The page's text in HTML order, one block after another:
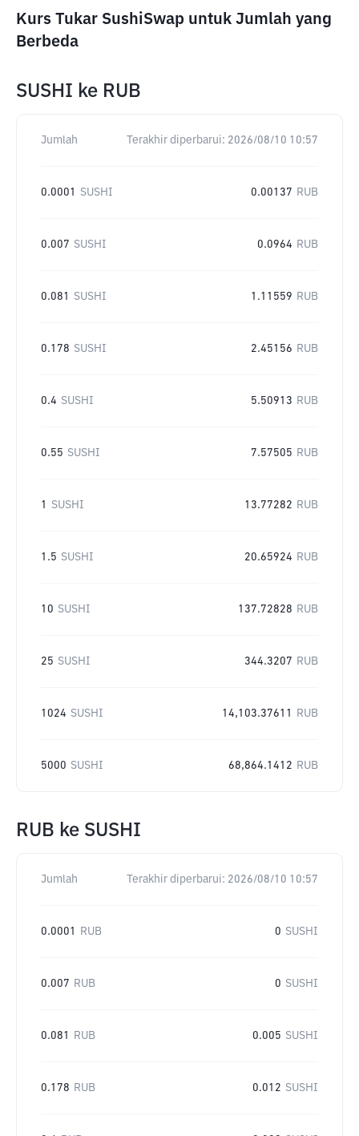
Kurs Tukar SushiSwap untuk Jumlah yang
Berbeda
SUSHI ke RUB
Jumlah Terakhir diperbarui: 2026/08/10 10:57
0.0001 SUSHI 0.00137 RUB
0.007 SUSHI 0.0964 RUB
0.081 SUSHI 1.11559 RUB
0.178 SUSHI 2.45156 RUB
0.4 SUSHI 5.50913 RUB
0.55 SUSHI 7.57505 RUB
1 SUSHI 13.77282 RUB
1.5 SUSHI 20.65924 RUB
10 SUSHI 137.72828 RUB
25 SUSHI 344.3207 RUB
1024 SUSHI 14,103.37611 RUB
5000 SUSHI 68,864.1412 RUB
RUB ke SUSHI
Jumlah Terakhir diperbarui: 2026/08/10 10:57
0.0001 RUB 0 SUSHI
0.007 RUB 0 SUSHI
0.081 RUB 0.005 SUSHI
0.178 RUB 0.012 SUSHI